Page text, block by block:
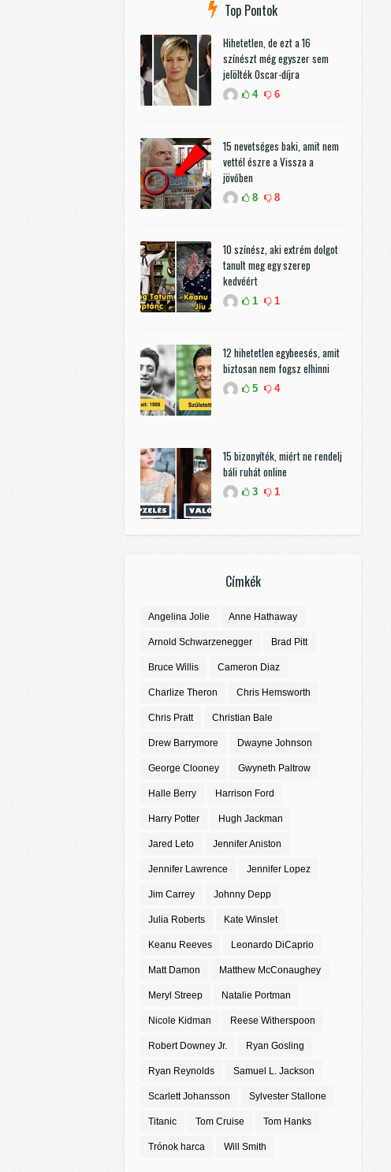
Top Pontok
Hihetetlen, de ezt a 16
színészt még egyszer sem
jelölték Oscar-díjra
4 6
15 nevetséges baki, amit nem
vettél észre a Vissza a
jövőben
8 8
10 színész, aki extrém dolgot
tanult meg egy szerep
kedvéért
1 1
12 hihetetlen egybeesés, amit
biztosan nem fogsz elhinni
5 4
15 bizonyíték, miért ne rendelj
báli ruhát online
3 1
Címkék
Angelina Jolie Anne Hathaway
Arnold Schwarzenegger Brad Pitt
Bruce Willis Cameron Diaz
Charlize Theron Chris Hemsworth
Chris Pratt Christian Bale
Drew Barrymore Dwayne Johnson
George Clooney Gwyneth Paltrow
Halle Berry Harrison Ford
Harry Potter Hugh Jackman
Jared Leto Jennifer Aniston
Jennifer Lawrence Jennifer Lopez
Jim Carrey Johnny Depp
Julia Roberts Kate Winslet
Keanu Reeves Leonardo DiCaprio
Matt Damon Matthew McConaughey
Meryl Streep Natalie Portman
Nicole Kidman Reese Witherspoon
Robert Downey Jr. Ryan Gosling
Ryan Reynolds Samuel L. Jackson
Scarlett Johansson Sylvester Stallone
Titanic Tom Cruise Tom Hanks
Trónok harca Will Smith